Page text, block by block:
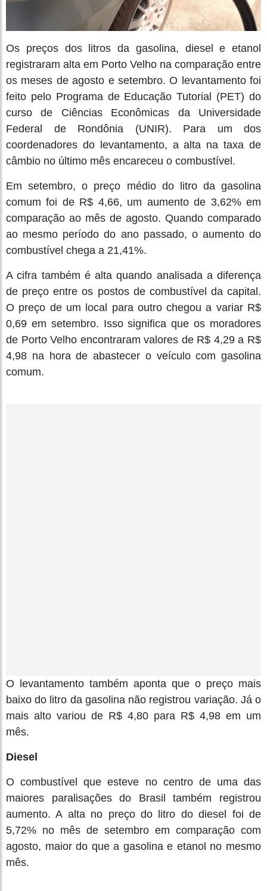
Os preços dos litros da gasolina, diesel e etanol
registraram alta em Porto Velho na comparação entre
os meses de agosto e setembro. O levantamento foi
feito pelo Programa de Educação Tutorial (PET) do
curso de Ciências Econômicas da Universidade
Federal de Rondônia (UNIR). Para um dos
coordenadores do levantamento, a alta na taxa de
câmbio no último mês encareceu o combustível.
Em setembro, o preço médio do litro da gasolina
comum foi de R$ 4,66, um aumento de 3,62% em
comparação ao mês de agosto. Quando comparado
ao mesmo período do ano passado, o aumento do
combustível chega a 21,41%.
A cifra também é alta quando analisada a diferença
de preço entre os postos de combustível da capital.
O preço de um local para outro chegou a variar R$
0,69 em setembro. Isso significa que os moradores
de Porto Velho encontraram valores de R$ 4,29 a R$
4,98 na hora de abastecer o veículo com gasolina
comum.
O levantamento também aponta que o preço mais
baixo do litro da gasolina não registrou variação. Já o
mais alto variou de R$ 4,80 para R$ 4,98 em um
mês.
Diesel
O combustível que esteve no centro de uma das
maiores paralisações do Brasil também registrou
aumento. A alta no preço do litro do diesel foi de
5,72% no mês de setembro em comparação com
agosto, maior do que a gasolina e etanol no mesmo
mês.